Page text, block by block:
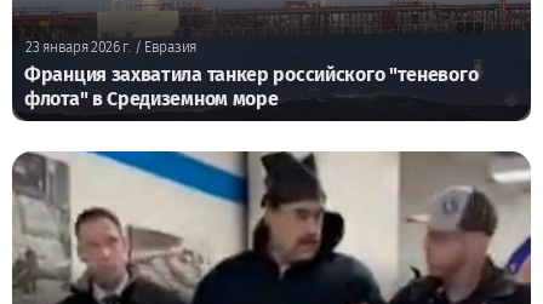
23 января 2026 г./ Евразия
Франция захватила танкер российского "теневого
флота" в Средиземном море